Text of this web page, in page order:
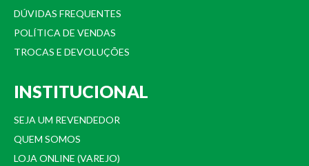
DÚVIDAS FREQUENTES
POLÍTICA DE VENDAS
TROCAS E DEVOLUÇÕES
INSTITUCIONAL
SEJA UM REVENDEDOR
QUEM SOMOS
LOJA ONLINE (VAREJO)